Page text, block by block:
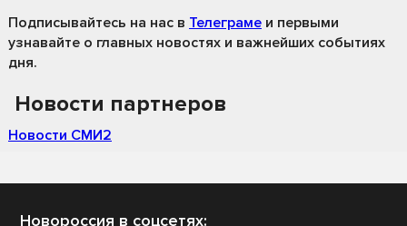
Подписывайтесь на нас в Телеграме и первыми
узнавайте о главных новостях и важнейших событиях
дня.
Новости партнеров
Новости СМИ2
Новороссия в соцсетях: